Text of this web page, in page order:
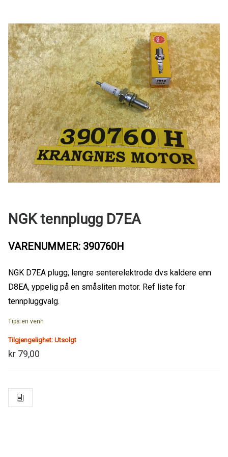
NGK tennplugg D7EA
VARENUMMER: 390760H
NGK D7EA plugg, lengre senterelektrode dvs kaldere enn
D8EA, yppelig på en småsliten motor. Ref liste for
tennpluggvalg.
Tips en venn
Tilgjengelighet: Utsolgt
kr 79,00